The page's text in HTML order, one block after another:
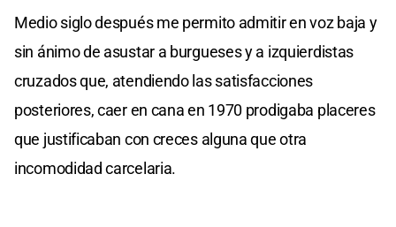
Medio siglo después me permito admitir en voz baja y
sin ánimo de asustar a burgueses y a izquierdistas
cruzados que, atendiendo las satisfacciones
posteriores, caer en cana en 1970 prodigaba placeres
que justificaban con creces alguna que otra
incomodidad carcelaria.